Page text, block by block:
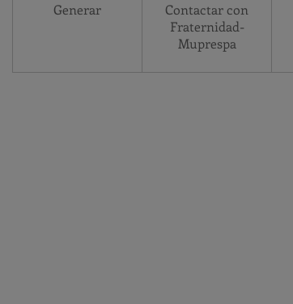
Generar
Contactar con
Fraternidad-
Muprespa